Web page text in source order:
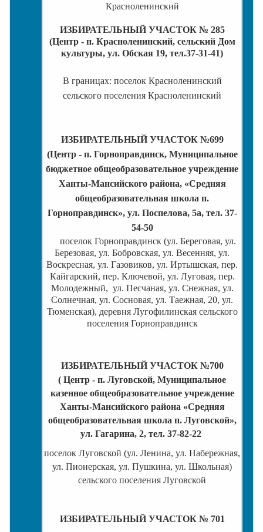
Красноленинский
ИЗБИРАТЕЛЬНЫЙ УЧАСТОК № 285
(Центр - п. Красноленинский, сельский Дом
культуры, ул. Обская 19, тел.37-31-41)
В границах: поселок Красноленинский
сельского поселения Красноленинский
ИЗБИРАТЕЛЬНЫЙ УЧАСТОК №699
(Центр - п. Горноправдинск, Муниципальное
бюджетное общеобразовательное учреждение
Ханты-Мансийского района, «Средняя
общеобразовательная школа п.
Горноправдинск», ул. Поспелова, 5а, тел. 37-
54-50
поселок Горноправдинск (ул. Береговая, ул.
Березовая, ул. Бобровская, ул. Весенняя, ул.
Воскресная, ул. Газовиков, ул. Иртышская, пер.
Кайгарский, пер. Ключевой, ул. Луговая, пер.
Молодежный, ул. Песчаная, ул. Снежная, ул.
Солнечная, ул. Сосновая, ул. Таежная, 20, ул.
Тюменская), деревня Лугофилинская сельского
поселения Горноправдинск
ИЗБИРАТЕЛЬНЫЙ УЧАСТОК №700
( Центр - п. Луговской, Муниципальное
казенное общеобразовательное учреждение
Ханты-Мансийского района «Средняя
общеобразовательная школа п. Луговской»,
ул. Гагарина, 2, тел. 37-82-22
поселок Луговской (ул. Ленина, ул. Набережная,
ул. Пионерская, ул. Пушкина, ул. Школьная)
сельского поселения Луговской
ИЗБИРАТЕЛЬНЫЙ УЧАСТОК № 701